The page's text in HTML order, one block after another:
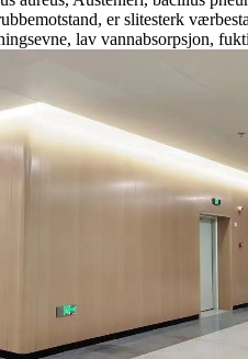
er slitesterk
lav vannabsorpsjon,